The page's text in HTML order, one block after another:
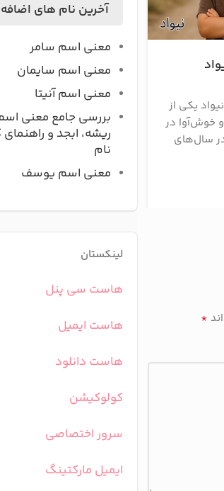
یکی از
و خوش‌آوا در
سال‌های
معنی اسم نوآ
نوآ نامی پسرانه با
دیگر نام نوح است به
آسایش و راحتی. ریشه
*
آخرین نام های
معنی اسم سامر
معنی اسم سایمان
معنی اسم آنیتا
بررسی جامع معنی
ریشه، ابجد و
نام
معنی اسم یوسف
لینکستان
هاست سی پنل
هاست ایمیل
هاست دانلود
کولوکیشن
سرور اختصاصی
ایمیل مارکتینگ